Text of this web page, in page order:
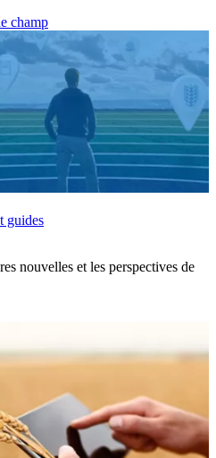
champ
guides
nouvelles et les perspectives de